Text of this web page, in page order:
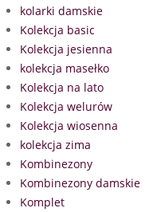
kolarki damskie
Kolekcja basic
Kolekcja jesienna
kolekcja masełko
Kolekcja na lato
Kolekcja welurów
Kolekcja wiosenna
kolekcja zima
Kombinezony
Kombinezony damskie
Komplet